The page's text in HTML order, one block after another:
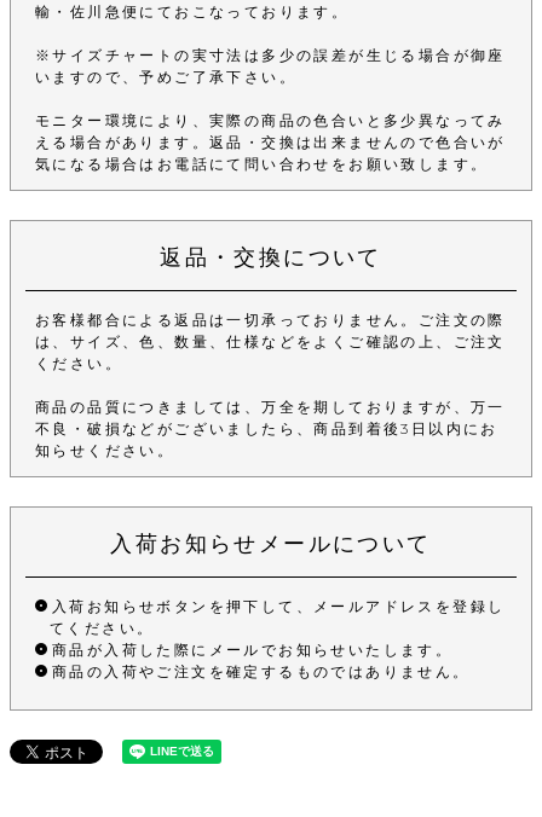
輸・佐川急便にておこなっております。
※サイズチャートの実寸法は多少の誤差が生じる場合が御座
いますので、予めご了承下さい。
モニター環境により、実際の商品の色合いと多少異なってみ
える場合があります。返品・交換は出来ませんので色合いが
気になる場合はお電話にて問い合わせをお願い致します。
返品・交換について
お客様都合による返品は一切承っておりません。ご注文の際
は、サイズ、色、数量、仕様などをよくご確認の上、ご注文
ください。
商品の品質につきましては、万全を期しておりますが、万一
不良・破損などがございましたら、商品到着後3日以内にお
知らせください。
入荷お知らせメールについて
入荷お知らせボタンを押下して、メールアドレスを登録し
てください。
商品が入荷した際にメールでお知らせいたします。
商品の入荷やご注文を確定するものではありません。